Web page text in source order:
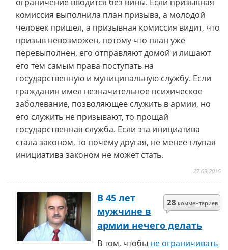
комиссия выполнила план призыва, а молодой
человек пришел, а призывная комиссия видит, что
призыв невозможен, потому что план уже
перевыполнен, его отправляют домой и лишают
его тем самым права поступать на
государственную и муниципальную службу. Если
гражданин имел незначительное психическое
заболевание, позволяющее служить в армии, но
его служить не призывают, то прощай
государственная служба. Если эта инициатива
стала законом, то почему другая, не менее глупая
инициатива законом не может стать.
27.03.2015
28 комментариев
В 45 лет
мужчине в
армии нечего делать
В том, чтобы не ограничивать